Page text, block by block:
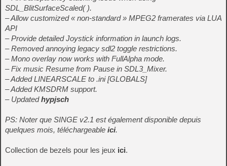
SDL_BlitSurfaceScaled( ).
– Allow customized « non-standard » MPEG2 framerates via LUA
API
– Provide detailed Joystick information in launch logs.
– Removed annoying legacy sdl2 toggle restrictions.
– Mono overlay now works with FullAlpha mode.
– Fix music Resume from Pause in SDL3_Mixer.
– Added LINEARSCALE to .ini [GLOBALS]
– Added KMSDRM support.
– Updatedhypjsch
PS: Noter que SINGE v2.1 est également disponible depuis
quelques mois, téléchargeable ici.
Collection de bezels pour les jeux ici.